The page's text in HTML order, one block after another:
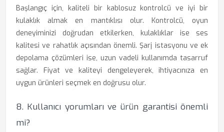
Başlangıç için, kaliteli bir kablosuz kontrolcü ve iyi bir
kulaklık almak en mantıklısı olur. Kontrolcü, oyun
deneyiminizi doğrudan etkilerken, kulaklıklar ise ses
kalitesi ve rahatlık açısından önemli. Şarj istasyonu ve ek
depolama çözümleri ise, uzun vadeli kullanımda tasarruf
sağlar. Fiyat ve kaliteyi dengeleyerek, ihtiyacınıza en
uygun ürünleri seçmek en doğrusu olur.
8. Kullanıcı yorumları ve ürün garantisi önemli
mi?